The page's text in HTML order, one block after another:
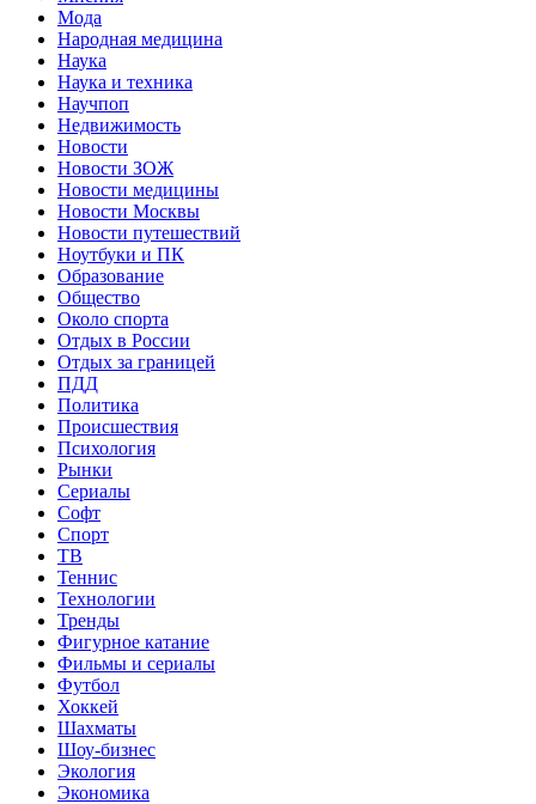
Мода
Народная медицина
Наука
Наука и техника
Научпоп
Недвижимость
Новости
Новости ЗОЖ
Новости медицины
Новости Москвы
Новости путешествий
Ноутбуки и ПК
Образование
Общество
Около спорта
Отдых в России
Отдых за границей
ПДД
Политика
Происшествия
Психология
Рынки
Сериалы
Софт
Спорт
ТВ
Теннис
Технологии
Тренды
Фигурное катание
Фильмы и сериалы
Футбол
Хоккей
Шахматы
Шоу-бизнес
Экология
Экономика